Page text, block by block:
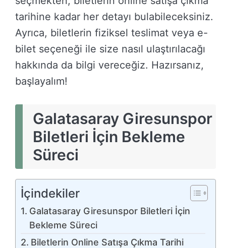
tarihine kadar her detayı bulabileceksiniz.
Ayrıca, biletlerin fiziksel teslimat veya e-
bilet seçeneği ile size nasıl ulaştırılacağı
hakkında da bilgi vereceğiz. Hazırsanız,
başlayalım!
Galatasaray Giresunspor
Biletleri İçin Bekleme
Süreci
İçindekiler
Galatasaray Giresunspor Biletleri İçin
Bekleme Süreci
Biletlerin Online Satışa Çıkma Tarihi